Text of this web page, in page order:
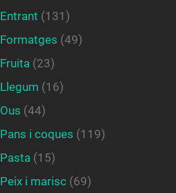
Entrant (131)
Formatges (49)
Fruita (23)
Llegum (16)
Ous (44)
Pans i coques (119)
Pasta (15)
Peix i marisc(69)